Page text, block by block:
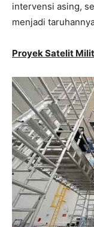
intervensi asing,
menjadi
Proyek Satelit